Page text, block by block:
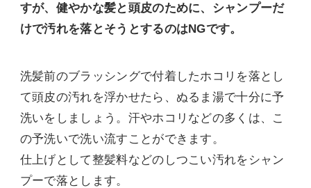
すが、健やかな髪と頭皮のために、シャンプーだ
けで汚れを落とそうとするのはNGです。
洗髪前のブラッシングで付着したホコリを落とし
て頭皮の汚れを浮かせたら、ぬるま湯で十分に予
洗いをしましょう。汗やホコリなどの多くは、こ
の予洗いで洗い流すことができます。
仕上げとして整髪料などのしつこい汚れをシャン
プーで落とします。